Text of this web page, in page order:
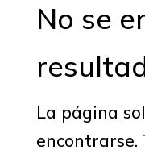
No se
La página
encontrarse.